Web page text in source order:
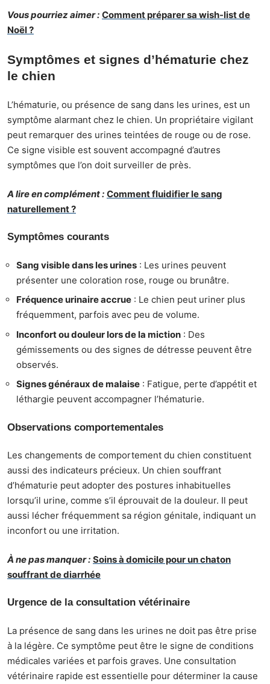
Vous pourriez aimer : Comment préparer sa wish-list de
Noël ?
Symptômes et signes d’hématurie chez
le chien
L’hématurie, ou présence de sang dans les urines, est un
symptôme alarmant chez le chien. Un propriétaire vigilant
peut remarquer des urines teintées de rouge ou de rose.
Ce signe visible est souvent accompagné d’autres
symptômes que l’on doit surveiller de près.
A lire en complément : Comment fluidifier le sang
naturellement ?
Symptômes courants
Sang visible dans les urines : Les urines peuvent
présenter une coloration rose, rouge ou brunâtre.
Fréquence urinaire accrue : Le chien peut uriner plus
fréquemment, parfois avec peu de volume.
Inconfort ou douleur lors de la miction : Des
gémissements ou des signes de détresse peuvent être
observés.
Signes généraux de malaise : Fatigue, perte d’appétit et
léthargie peuvent accompagner l’hématurie.
Observations comportementales
Les changements de comportement du chien constituent
aussi des indicateurs précieux. Un chien souffrant
d’hématurie peut adopter des postures inhabituelles
lorsqu’il urine, comme s’il éprouvait de la douleur. Il peut
aussi lécher fréquemment sa région génitale, indiquant un
inconfort ou une irritation.
À ne pas manquer : Soins à domicile pour un chaton
souffrant de diarrhée
Urgence de la consultation vétérinaire
La présence de sang dans les urines ne doit pas être prise
à la légère. Ce symptôme peut être le signe de conditions
médicales variées et parfois graves. Une consultation
vétérinaire rapide est essentielle pour déterminer la cause